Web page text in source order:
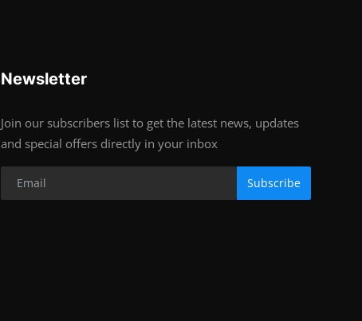
Newsletter
Join our subscribers list to get the latest news, updates
and special offers directly in your inbox
Subscribe